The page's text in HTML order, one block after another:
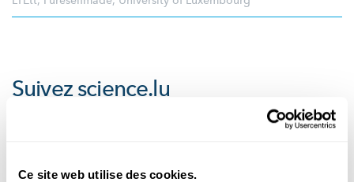
Ce site web utilise des cookies.
Suivezscience.lu
refusé les cookies liés aux réseaux sociaux.